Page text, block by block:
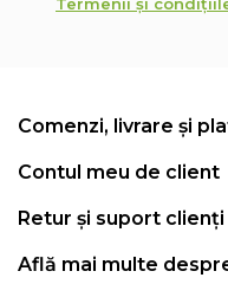
Comenzi, livrare și
Contul meu de client
Retur și suport clienți
Află mai multe